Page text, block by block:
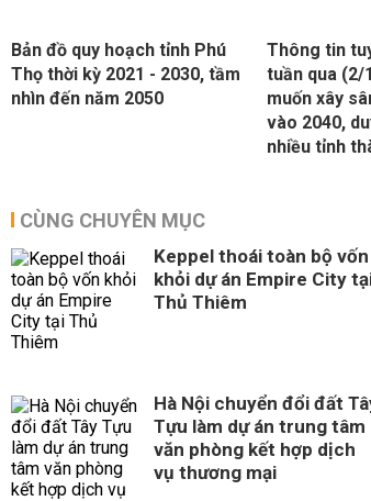
Bản đồ quy hoạch tỉnh Phú
Thọ thời kỳ 2021 - 2030, tầm
nhìn đến năm 2050
Thông tin
tuần qua (2/
muốn xây
vào 2040,
nhiều tỉnh
CÙNG CHUYÊN MỤC
Keppel thoái toàn bộ vốn
khỏi dự án Empire City
Thủ Thiêm
Hà Nội chuyển đổi đất
Tựu làm dự án trung tâm
văn phòng kết hợp dịch
vụ thương mại